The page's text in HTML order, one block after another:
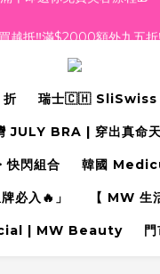
盛夏狂歡】滿 $700
滿千即送你免費美容療程🎁
越抵‼️滿$2000額外九五折
折 瑞士🇨🇭 SliSwiss
JULY BRA | 穿出真命
快閃組合 韓國
必入🔥」 【 MW 生
| MW Beauty